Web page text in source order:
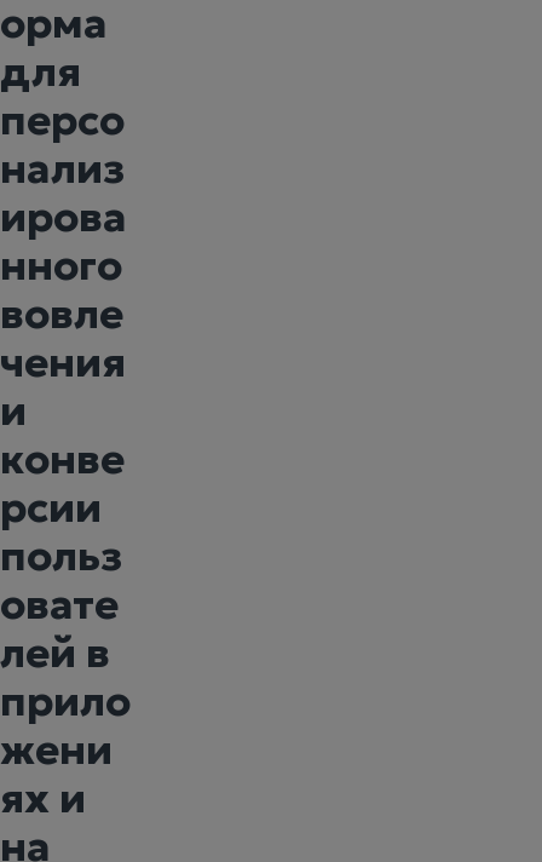
орма
для
персо
нализ
ирова
нного
вовле
чения
и
конве
рсии
польз
овате
лей в
прило
жени
ях и
на